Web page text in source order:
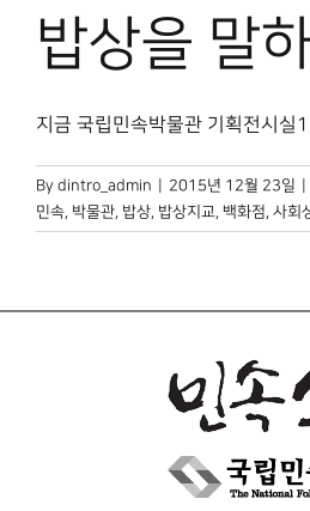
밥상을 말
지금 국립민속박물관 기획전시실
By dintro_admin 2015년 12월 23일
민속, 박물관, 밥상, 밥상지교, 백화점, 사회